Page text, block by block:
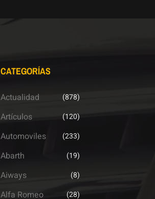
CATEGORÍAS
Actualidad (878)
Artículos (120)
Automoviles (233)
Abarth (19)
Aiways (8)
Alfa Romeo (28)